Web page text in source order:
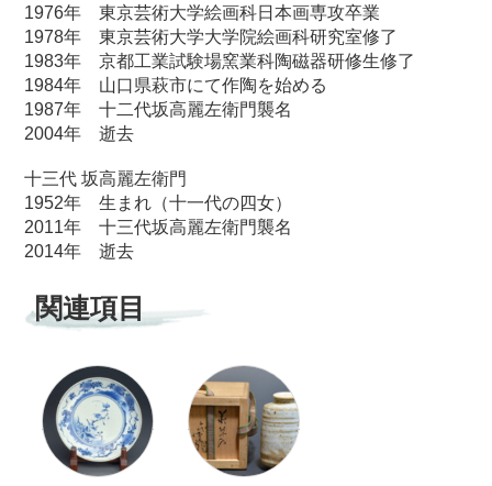
1976年 東京芸術大学絵画科日本画専攻卒業
1978年 東京芸術大学大学院絵画科研究室修了
1983年 京都工業試験場窯業科陶磁器研修生修了
1984年 山口県萩市にて作陶を始める
1987年 十二代坂高麗左衛門襲名
2004年 逝去
十三代 坂高麗左衛門
1952年 生まれ（十一代の四女）
2011年 十三代坂高麗左衛門襲名
2014年 逝去
関連項目